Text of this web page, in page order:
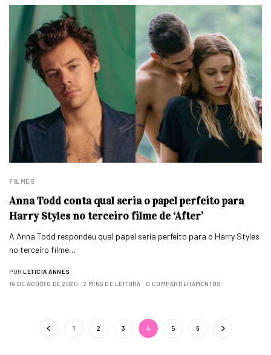
FILMES
Anna Todd conta qual seria o papel perfeito para
Harry Styles no terceiro filme de ‘After’
A Anna Todd respondeu qual papel seria perfeito para o Harry Styles
no terceiro filme…
POR LETICIA ANNES
19 DE AGOSTO DE 2020
2 MINS DE LEITURA 0 COMPARTILHAMENTOS
1 2 3 4 5 6